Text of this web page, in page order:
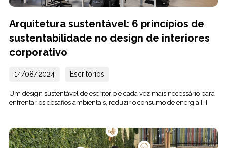
Arquitetura sustentável: 6 princípios de
sustentabilidade no design de interiores
corporativo
14/08/2024 Escritórios
Um design sustentável de escritório é cada vez mais necessário para
enfrentar os desafios ambientais, reduzir o consumo de energia […]